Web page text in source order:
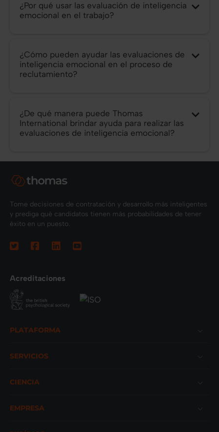
¿Por qué usar las evaluación de inteligencia
emocional en el trabajo?
¿Cómo pueden ayudar las evaluaciones de
inteligencia emocional en el proceso de
reclutamiento?
¿De qué manera puede Thomas
International brindar ayuda para realizar las
evaluaciones de inteligencia emocional?
Tome decisiones de contratación y desarrollo más inteligentes
y prediga qué candidatos tienen más probabilidades de tener
éxito en un puesto.
Acreditaciones
PLATAFORMA
SERVICIOS
CIENCIA
EMPRESA